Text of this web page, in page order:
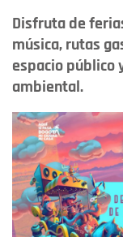
Disfruta de
música, rutas
espacio público
ambiental.